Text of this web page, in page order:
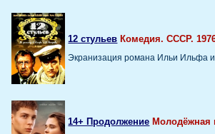
12 стульев Комедия. СССР.
Экранизация романа Ильи Ильфа
14+ Продолжение Молодёжная